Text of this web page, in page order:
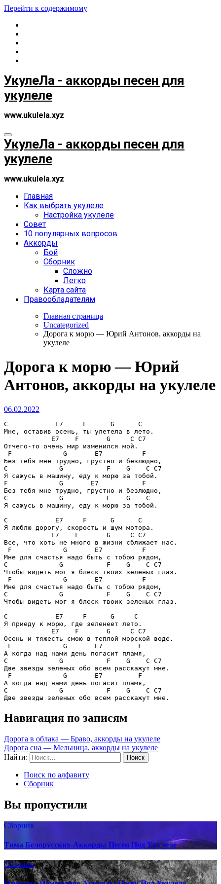
Перейти к содержимому
УкулеЛа - аккорды песен для
укулеле
www.ukulela.xyz
УкулеЛа - аккорды песен для
укулеле
www.ukulela.xyz
Главная
Как выбрать укулеле
Настройка укулеле
Совет
10 популярных вопросов
Аккорды
Бой
Сборник
Сложно
Легко
Карта сайта
Правообладателям
Главная страница
Uncategorized
Дорога к морю — Юрий Антонов, аккорды на
укулеле
Дорога к морю — Юрий
Антонов, аккорды на укулеле
06.02.2022
C            E7     F      G      C
Мне, оставив осень, ты улетела в лето.
E7    F       G     C C7
Отчего-то очень мир изменился мой.
F             G       E7          F
C             G           F    G    C C7
F             G       E7           F
C             G           F    G    C
Я сажусь в машину, еду к морю за тобой.
C            E7     F      G      C
Я люблю дорогу, скорость и шум мотора.
E7    F       G     C C7
Все, что хоть не много в жизни сближает нас.
F             G       E7          F
C             G           F    G    C C7
Чтобы видеть мог я блеск твоих зеленых глаз.
F             G       E7          F
C             G           F    G    C C7
Чтобы видеть мог я блеск твоих зеленых глаз.
C            E7     F      G     C
Я приеду к морю, где зеленеет лето.
E7    F       G     C C7
Осень и тяжесть смою в теплой морской воде.
F             G       E7         F
C             G           F    G    C C7
Две звезды зеленых обо всем расскажут мне.
F             G       E7         F
C             G           F    G    C C7
Навигация по записям
Дорога в облака — Браво, аккорды на укулеле
Дорога сна — Мельница, аккорды на укулеле
Найти:
Поиск по алфавиту
Сборник
Вы пропустили
Сборник
Тима Белорусских-Аккорды Песен Под Укулеле
Сборник